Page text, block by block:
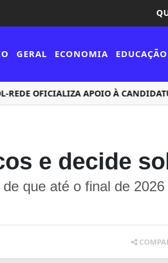
GERAL ECONOMIA EDUCAÇÃO
OFICIALIZA APOIO À
e decide
que até o final de